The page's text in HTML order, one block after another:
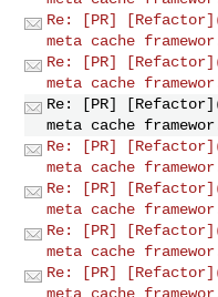
Re: [PR]
meta cache
Re: [PR]
meta cache
Re: [PR]
meta cache
Re: [PR]
meta cache
Re: [PR]
meta cache
Re: [PR]
meta cache
Re: [PR]